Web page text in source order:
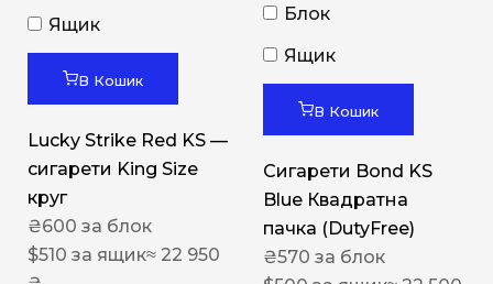
Ящик
В Кошик
Lucky Strike Red KS —
сигарети King Size
круг
₴600 за блок
$510 за ящик≈ 22 950
Блок
Ящик
В Кошик
Сигарети Bond KS
Blue Квадратна
пачка (DutyFree)
₴570 за блок